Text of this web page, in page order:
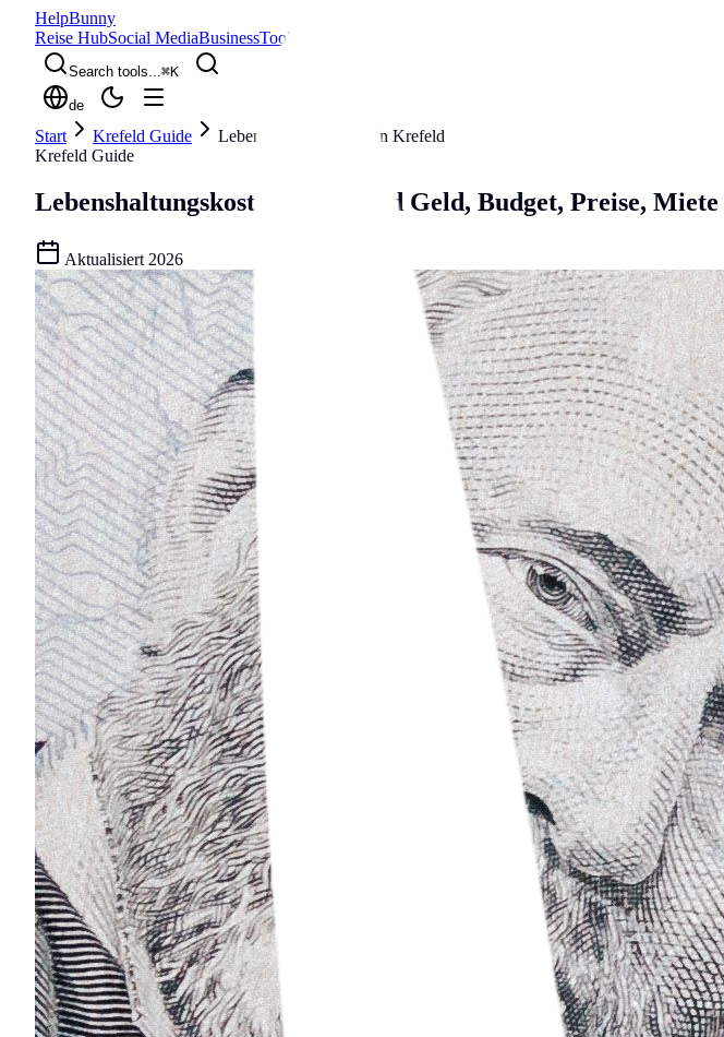
HelpBunny
Reise HubSocial MediaBusinessTools
Search tools...⌘K
de
Start Krefeld Guide
Lebenshaltungskosten in Krefeld
Krefeld Guide
Lebenshaltungskosten in Krefeld Geld, Budget, Preise, Miete
Aktualisiert 2026